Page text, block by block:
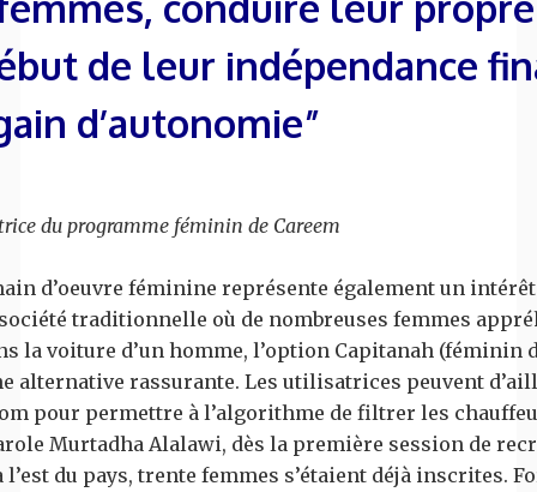
de leur indépendance
d’autonomie”
du programme féminin de Careem
d’oeuvre féminine représente également un
traditionnelle où de nombreuses femmes
la voiture d’un homme, l’option Capitanah (féminin
alternative rassurante. Les utilisatrices peuvent
pour permettre à l’algorithme de filtrer les
Murtadha Alalawi, dès la première session de
du pays, trente femmes s’étaient déjà inscrites.